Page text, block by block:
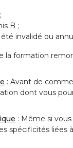
B ;
été invalidé ou
la formation
: Avant de
dont vous
: Même si
spécificités liées